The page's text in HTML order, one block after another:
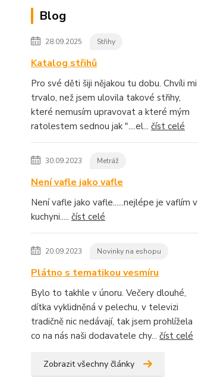
Blog
28.09.2025 Střihy
Katalog střihů
Pro své děti šiji nějakou tu dobu. Chvíli mi
trvalo, než jsem ulovila takové střihy,
které nemusím upravovat a které mým
ratolestem sednou jak "....el... číst celé
30.09.2023 Metráž
Není vafle jako vafle
Není vafle jako vafle......nejlépe je vaflím v
kuchyni..... číst celé
20.09.2023 Novinky na eshopu
Plátno s tematikou vesmíru
Bylo to takhle v únoru. Večery dlouhé,
dítka vyklidněná v pelechu, v televizi
tradičně nic nedávají, tak jsem prohlížela
co na nás naši dodavatele chy... číst celé
Zobrazit všechny články